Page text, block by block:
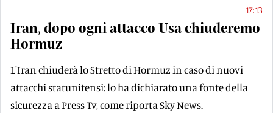
17:13
Iran, dopo ogni attacco Usa chiuderemo
Hormuz
L'Iran chiuderà lo Stretto di Hormuz in caso di nuovi
attacchi statunitensi: lo ha dichiarato una fonte della
sicurezza a Press Tv, come riporta Sky News.